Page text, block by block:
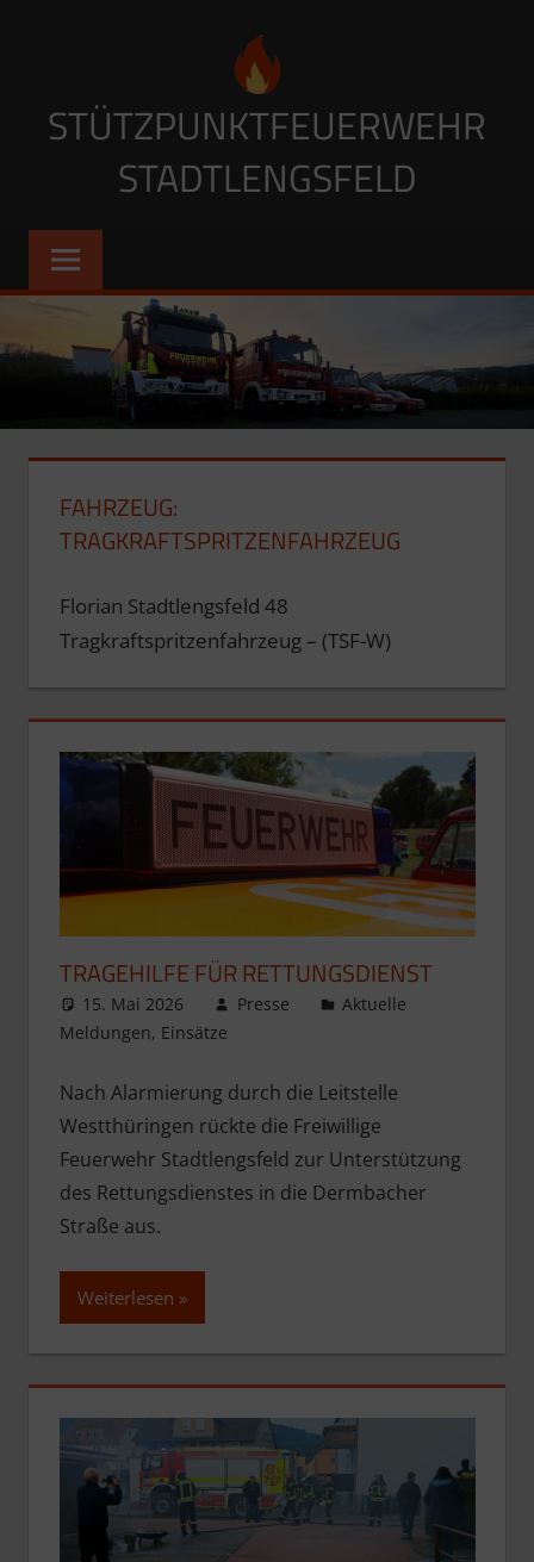
STÜTZPUNKTFEUERWEHR
STADTLENGSFELD
FAHRZEUG:
TRAGKRAFTSPRITZENFAHRZEUG
Florian Stadtlengsfeld 48
Tragkraftspritzenfahrzeug – (TSF-W)
TRAGEHILFE FÜR RETTUNGSDIENST
15. Mai 2026 Presse
Aktuelle
Meldungen, Einsätze
Nach Alarmierung durch die Leitstelle
Westthüringen rückte die Freiwillige
Feuerwehr Stadtlengsfeld zur Unterstützung
des Rettungsdienstes in die Dermbacher
Straße aus.
Weiterlesen